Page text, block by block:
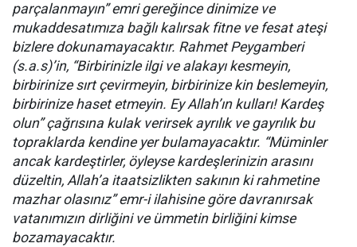
parçalanmayın” emri gereğince dinimize ve
mukaddesatımıza bağlı kalırsak fitne ve fesat ateşi
bizlere dokunamayacaktır. Rahmet Peygamberi
(s.a.s)’in, “Birbirinizle ilgi ve alakayı kesmeyin,
birbirinize sırt çevirmeyin, birbirinize kin beslemeyin,
birbirinize haset etmeyin. Ey Allah’ın kulları! Kardeş
olun” çağrısına kulak verirsek ayrılık ve gayrılık bu
topraklarda kendine yer bulamayacaktır. “Müminler
ancak kardeştirler, öyleyse kardeşlerinizin arasını
düzeltin, Allah’a itaatsizlikten sakının ki rahmetine
mazhar olasınız” emr-i ilahisine göre davranırsak
vatanımızın dirliğini ve ümmetin birliğini kimse
bozamayacaktır.